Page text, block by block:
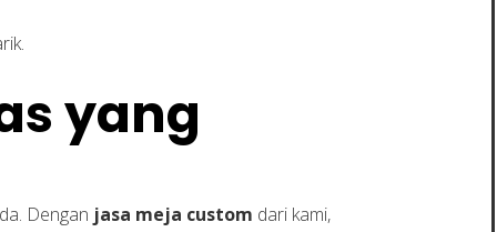
yang
Dengan jasa meja custom dari kami,